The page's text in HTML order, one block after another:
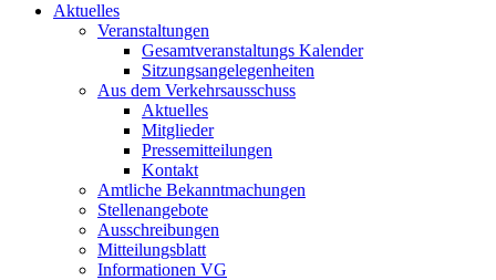
Aktuelles
Veranstaltungen
Gesamtveranstaltungs Kalender
Sitzungsangelegenheiten
Aus dem Verkehrsausschuss
Aktuelles
Mitglieder
Pressemitteilungen
Kontakt
Amtliche Bekanntmachungen
Stellenangebote
Ausschreibungen
Mitteilungsblatt
Informationen VG